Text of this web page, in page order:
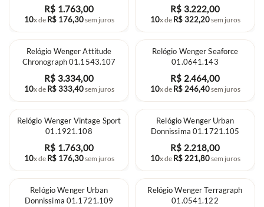
R$ 1.763,00
10x de R$ 176,30sem juros
R$ 3.222,00
10x de R$ 322,20sem juros
Relógio Wenger Attitude
Chronograph 01.1543.107
R$ 3.334,00
10x de R$ 333,40sem juros
Relógio Wenger Seaforce
01.0641.143
R$ 2.464,00
10x de R$ 246,40sem juros
Relógio Wenger Vintage Sport
01.1921.108
R$ 1.763,00
10x de R$ 176,30sem juros
Relógio Wenger Urban
Donnissima 01.1721.105
R$ 2.218,00
10x de R$ 221,80sem juros
Relógio Wenger Urban
Donnissima 01.1721.109
Relógio Wenger Terragraph
01.0541.122